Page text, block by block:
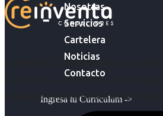
Nosotras
Servicios
Cartelera
Noticias
Contacto
Ingresa tu Curriculum ->
Acompañar a empresas en su
acompañar a personas en la
objetivos es para nosotros un